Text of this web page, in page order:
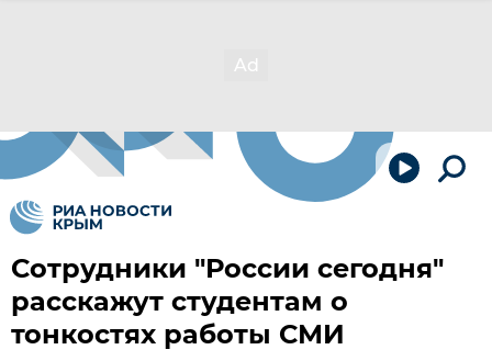
Сотрудники "России сегодня"
расскажут студентам о
тонкостях работы СМИ